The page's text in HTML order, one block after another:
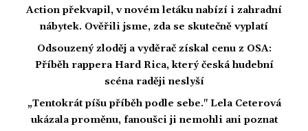
Action překvapil, v novém letáku nabízí i zahradní
nábytek. Ověřili jsme, zda se skutečně vyplatí
Odsouzený zloděj a vyděrač získal cenu z OSA:
Příběh rappera Hard Rica, který česká hudební
scéna raději neslyší
„Tentokrát píšu příběh podle sebe." Lela Ceterová
ukázala proměnu, fanoušci ji nemohli ani poznat